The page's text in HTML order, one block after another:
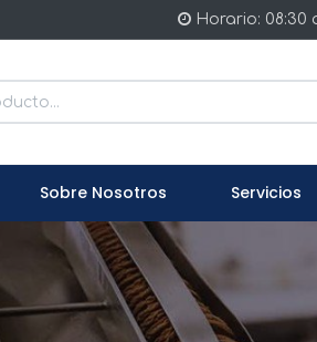
Horario: 08:30
Sobre Nosotros Servicios